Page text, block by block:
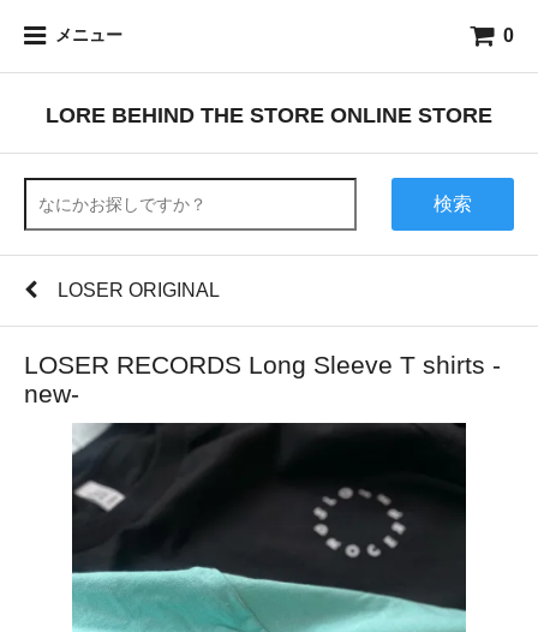
メニュー 0
LORE BEHIND THE STORE ONLINE STORE
検索
LOSER ORIGINAL
LOSER RECORDS Long Sleeve T shirts -
new-